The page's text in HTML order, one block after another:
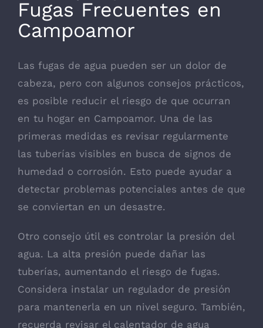
Fugas Frecuentes en
Campoamor
Las fugas de agua pueden ser un dolor de
cabeza, pero con algunos consejos prácticos,
es posible reducir el riesgo de que ocurran
en tu hogar en Campoamor. Una de las
primeras medidas es revisar regularmente
las tuberías visibles en busca de signos de
humedad o corrosión. Esto puede ayudar a
detectar problemas potenciales antes de que
se conviertan en un desastre.
Otro consejo útil es controlar la presión del
agua. La alta presión puede dañar las
tuberías, aumentando el riesgo de fugas.
Considera instalar un regulador de presión
para mantenerla en un nivel seguro. También,
recuerda revisar el calentador de agua